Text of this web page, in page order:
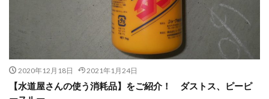
2020年12月18日 2021年1月24日
【水道屋さんの使う消耗品】をご紹介！ ダストス、ピーピ